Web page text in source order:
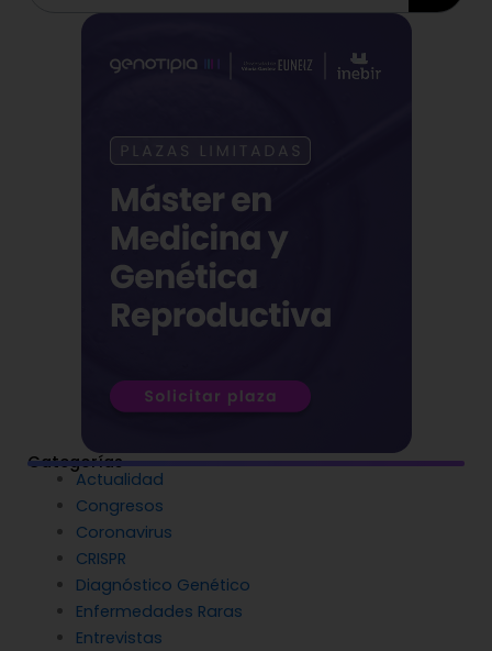
Categorías
Actualidad
Congresos
Coronavirus
CRISPR
Diagnóstico Genético
Enfermedades Raras
Entrevistas